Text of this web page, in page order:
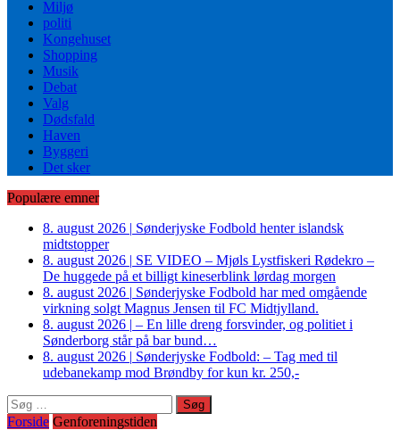
Miljø
politi
Kongehuset
Shopping
Musik
Debat
Valg
Dødsfald
Haven
Byggeri
Det sker
Populære emner
8. august 2026 | Sønderjyske Fodbold henter islandsk
midtstopper
8. august 2026 | SE VIDEO – Mjøls Lystfiskeri Rødekro –
De huggede på et billigt kineserblink lørdag morgen
8. august 2026 | Sønderjyske Fodbold har med omgående
virkning solgt Magnus Jensen til FC Midtjylland.
8. august 2026 | – En lille dreng forsvinder, og politiet i
Sønderborg står på bar bund…
8. august 2026 | Sønderjyske Fodbold: – Tag med til
udebanekamp mod Brøndby for kun kr. 250,-
Søg
efter:
Forside Genforeningstiden